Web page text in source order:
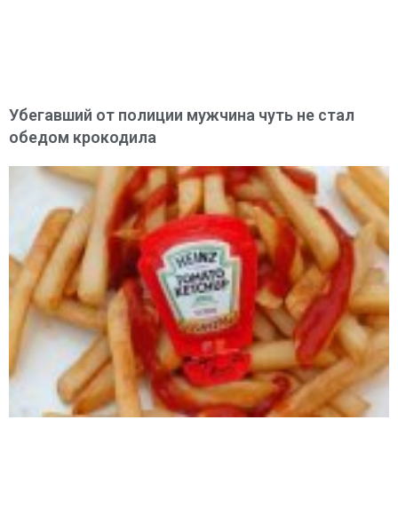
Убегавший от полиции мужчина чуть не стал
обедом крокодила